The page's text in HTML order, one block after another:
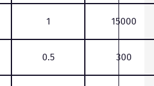
1 15000
0.5 300